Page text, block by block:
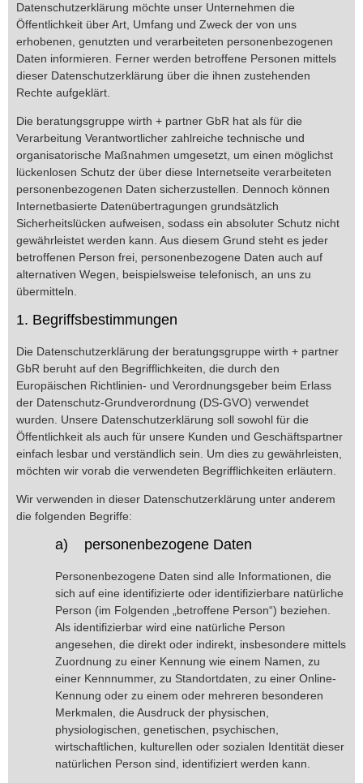
Datenschutzerklärung möchte unser Unternehmen die
Öffentlichkeit über Art, Umfang und Zweck der von uns
erhobenen, genutzten und verarbeiteten personenbezogenen
Daten informieren. Ferner werden betroffene Personen mittels
dieser Datenschutzerklärung über die ihnen zustehenden
Rechte aufgeklärt.
Die beratungsgruppe wirth + partner GbR hat als für die
Verarbeitung Verantwortlicher zahlreiche technische und
organisatorische Maßnahmen umgesetzt, um einen möglichst
lückenlosen Schutz der über diese Internetseite verarbeiteten
personenbezogenen Daten sicherzustellen. Dennoch können
Internetbasierte Datenübertragungen grundsätzlich
Sicherheitslücken aufweisen, sodass ein absoluter Schutz nicht
gewährleistet werden kann. Aus diesem Grund steht es jeder
betroffenen Person frei, personenbezogene Daten auch auf
alternativen Wegen, beispielsweise telefonisch, an uns zu
übermitteln.
1. Begriffsbestimmungen
Die Datenschutzerklärung der beratungsgruppe wirth + partner
GbR beruht auf den Begrifflichkeiten, die durch den
Europäischen Richtlinien- und Verordnungsgeber beim Erlass
der Datenschutz-Grundverordnung (DS-GVO) verwendet
wurden. Unsere Datenschutzerklärung soll sowohl für die
Öffentlichkeit als auch für unsere Kunden und Geschäftspartner
einfach lesbar und verständlich sein. Um dies zu gewährleisten,
möchten wir vorab die verwendeten Begrifflichkeiten erläutern.
Wir verwenden in dieser Datenschutzerklärung unter anderem
die folgenden Begriffe:
a) personenbezogene Daten
Personenbezogene Daten sind alle Informationen, die
sich auf eine identifizierte oder identifizierbare natürliche
Person (im Folgenden „betroffene Person“) beziehen.
Als identifizierbar wird eine natürliche Person
angesehen, die direkt oder indirekt, insbesondere mittels
Zuordnung zu einer Kennung wie einem Namen, zu
einer Kennnummer, zu Standortdaten, zu einer Online-
Kennung oder zu einem oder mehreren besonderen
Merkmalen, die Ausdruck der physischen,
physiologischen, genetischen, psychischen,
wirtschaftlichen, kulturellen oder sozialen Identität dieser
natürlichen Person sind, identifiziert werden kann.